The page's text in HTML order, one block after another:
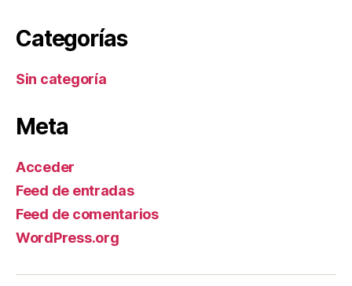
Categorías
Sin categoría
Meta
Acceder
Feed de entradas
Feed de comentarios
WordPress.org